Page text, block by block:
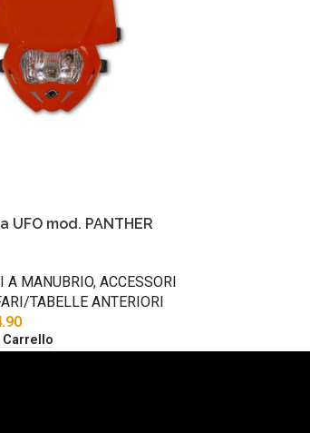
UFO mod. PANTHER
A MANUBRIO, ACCESSORI
TABELLE ANTERIORI